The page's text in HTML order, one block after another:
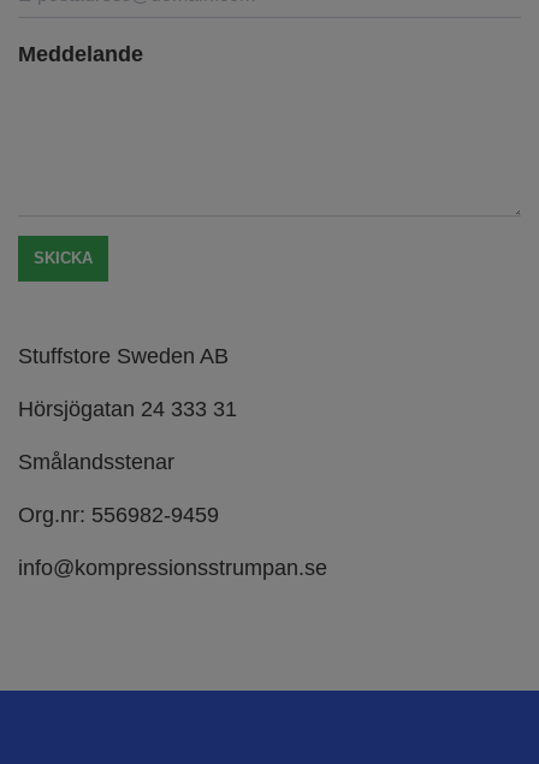
Meddelande
SKICKA
Stuffstore Sweden AB
Hörsjögatan 24 333 31
Smålandsstenar
Org.nr: 556982-9459
info@kompressionsstrumpan.se